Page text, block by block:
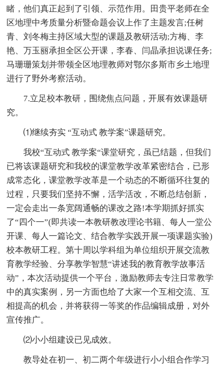
睹，他们真正起到了引领、示范作用。田贵平老师在全
区地理中考质量分析暨命题会议上作了主题发言;任树
青、刘冬梅主持区域大型的课题及教研活动;方梅、李
艳、万玉丽承担全区公开课，李春、闫晶承担说课任务;
马珊珊策划并带领全区地理教师对鄂尔多斯市乡土地理
进行了野外考察活动。
7.立足校本教研，围绕焦点问题，开展有效课题研
究。
⑴继续夯实 “互动式 教学案”课题研究。
我校“互动式 教学案“课堂研究，虽已结题，但我们
已将该课题研究和我校的课堂教学改革紧密结合，已形
成常态化，课堂教学改革是一个动态的不断循环往复的
过程，只要我们坚持不懈，活学活改，不断总结创新，
一定会走出一条宽阔通畅的课改之路!本学期抓好抓实
了“四个一”(即共读一本教研教改理论书籍、每人一堂公
开课、每人一篇论文、结合教学实践开展一项课题实验)
校本教研工程。第十周以学科组为单位组织开展交流教
育教学经验、分享教学智慧“讲述我的教育教学故事活
动”，本次活动提供一个平台，激励教师去专注日常教学
中的真实案例，另一方面也给了大家一个互相交流、互
相提高的机会，并将获得一等奖的作品编辑成册，对外
宣传推广。
⑵小小组建设已见成效。
教导处在初一、初二两个年级进行小小组合作学习